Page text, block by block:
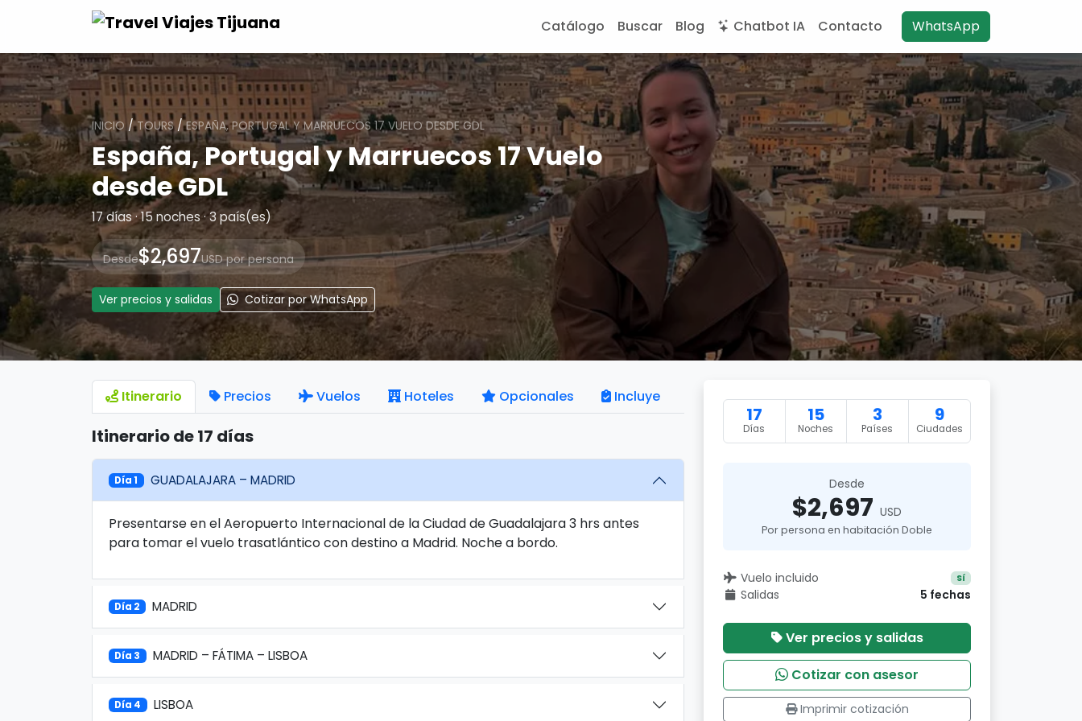
Catálogo Buscar Blog Chatbot IA Contacto WhatsApp
INICIO /TOURS/ESPAÑA, PORTUGAL Y MARRUECOS 17 VUELO DESDE GDL
España, Portugal y Marruecos 17 Vuelo
desde GDL
17 días · 15 noches · 3 país(es)
Desde$2,697USD por persona
Ver precios y salidas Cotizar por WhatsApp
Itinerario Precios Vuelos Hoteles Opcionales Incluye
Itinerario de 17 días
Día 1 GUADALAJARA – MADRID
Presentarse en el Aeropuerto Internacional de la Ciudad de Guadalajara 3 hrs antes
para tomar el vuelo trasatlántico con destino a Madrid. Noche a bordo.
Día 2 MADRID
Día 3 MADRID – FÁTIMA – LISBOA
Día 4 LISBOA
17
Días
15
Noches
3
Países
9
Ciudades
Desde
$2,697 USD
Por persona en habitación Doble
Vuelo incluido Sí
Salidas 5 fechas
Ver precios y salidas
Cotizar con asesor
Imprimir cotización